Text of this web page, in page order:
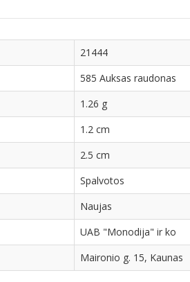
21444
585 Auksas raudonas
1.26 g
1.2 cm
2.5 cm
Spalvotos
Naujas
UAB "Monodija" ir ko
Maironio g. 15, Kaunas